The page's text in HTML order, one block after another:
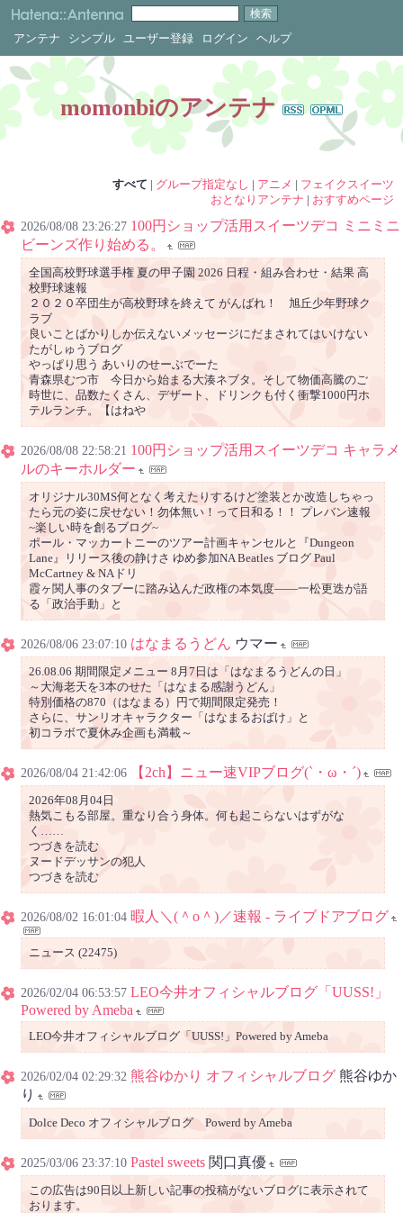
アンテナ シンプル ユーザー登録 ログイン ヘルプ
momonbiのアンテナ
すべて | グループ指定なし | アニメ | フェイクスイーツ
おとなりアンテナ | おすすめページ
2026/08/08 23:26:27 100円ショップ活用スイーツデコ ミニミニ
ビーンズ作り始める。
全国高校野球選手権 夏の甲子園 2026 日程・組み合わせ・結果 高
校野球速報
２０２０卒団生が高校野球を終えて がんばれ！ 旭丘少年野球ク
ラブ
良いことばかりしか伝えないメッセージにだまされてはいけない
たがしゅうブログ
やっぱり思う あいりのせーぶでーた
青森県むつ市 今日から始まる大湊ネブタ。そして物価高騰のご
時世に、品数たくさん、デザート、ドリンクも付く衝撃1000円ホ
テルランチ。【はねや
2026/08/08 22:58:21 100円ショップ活用スイーツデコ キャラメ
ルのキーホルダー
オリジナル30MS何となく考えたりするけど塗装とか改造しちゃっ
たら元の姿に戻せない！勿体無い！って日和る！！ プレバン速報
~楽しい時を創るブログ~
ポール・マッカートニーのツアー計画キャンセルと『Dungeon
Lane』リリース後の静けさ ゆめ参加NA Beatles ブログ Paul
McCartney & NAドリ
霞ヶ関人事のタブーに踏み込んだ政権の本気度――一松更迭が語
る「政治手動」と
2026/08/06 23:07:10 はなまるうどん ウマー
26.08.06 期間限定メニュー 8月7日は「はなまるうどんの日」
～大海老天を3本のせた「はなまる感謝うどん」
特別価格の870（はなまる）円で期間限定発売！
さらに、サンリオキャラクター「はなまるおばけ」と
初コラボで夏休み企画も満載～
2026/08/04 21:42:06 【2ch】ニュー速VIPブログ(`・ω・´)
2026年08月04日
熱気こもる部屋。重なり合う身体。何も起こらないはずがな
く……
つづきを読む
ヌードデッサンの犯人
つづきを読む
2026/08/02 16:01:04 暇人＼(＾o＾)／速報 - ライブドアブログ
ニュース (22475)
2026/02/04 06:53:57 LEO今井オフィシャルブログ「UUSS!」
Powered by Ameba
LEO今井オフィシャルブログ「UUSS!」Powered by Ameba
2026/02/04 02:29:32 熊谷ゆかり オフィシャルブログ 熊谷ゆか
り
Dolce Deco オフィシャルブログ Powerd by Ameba
2025/03/06 23:37:10 Pastel sweets 関口真優
この広告は90日以上新しい記事の投稿がないブログに表示されて
おります。